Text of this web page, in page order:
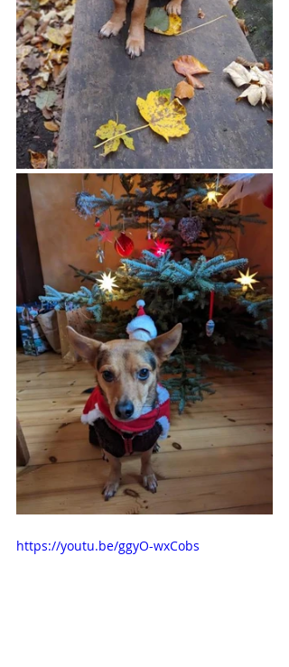
https://youtu.be/ggyO-wxCobs